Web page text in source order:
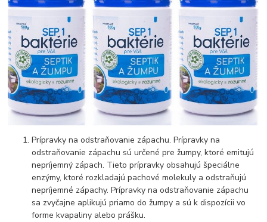
Prípravky na odstraňovanie zápachu. Prípravky na
odstraňovanie zápachu sú určené pre žumpy, ktoré emitujú
nepríjemný zápach. Tieto prípravky obsahujú špeciálne
enzýmy, ktoré rozkladajú pachové molekuly a odstraňujú
nepríjemné zápachy. Prípravky na odstraňovanie zápachu
sa zvyčajne aplikujú priamo do žumpy a sú k dispozícii vo
forme kvapaliny alebo prášku.